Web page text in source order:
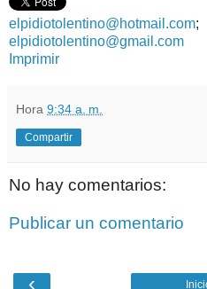
elpidiotolentino@hotmail.com;
elpidiotolentino@gmail.com
Imprimir
Hora 9:34 a. m.
Compartir
No hay comentarios:
Publicar un comentario
‹